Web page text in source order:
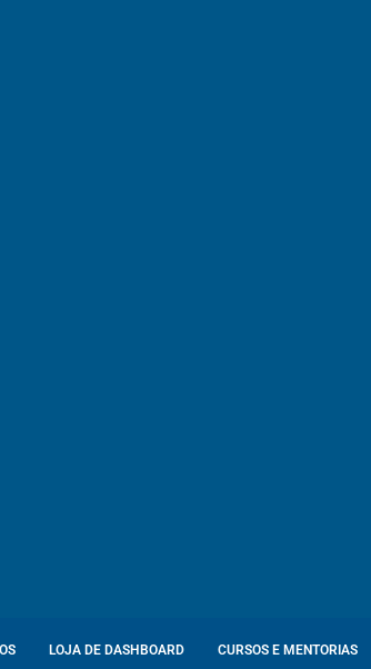
LOJA DE DASHBOARD CURSOS E MENTORIAS